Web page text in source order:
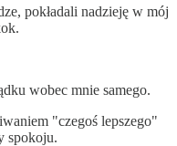
pokładali nadzieję w mój
wobec mnie samego.
"czegoś lepszego"
spokoju.